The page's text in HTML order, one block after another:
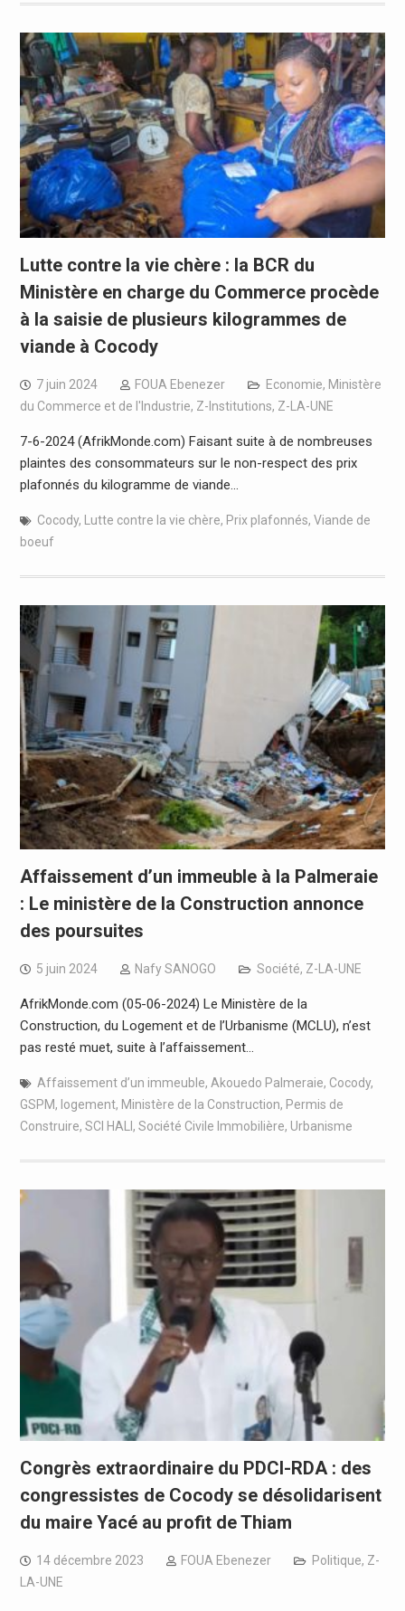
Lutte contre la vie chère : la BCR du
Ministère en charge du Commerce procède
à la saisie de plusieurs kilogrammes de
viande à Cocody
7 juin 2024 FOUA Ebenezer Economie, Ministère
du Commerce et de l'Industrie, Z-Institutions, Z-LA-UNE
7-6-2024 (AfrikMonde.com) Faisant suite à de nombreuses
plaintes des consommateurs sur le non-respect des prix
plafonnés du kilogramme de viande…
Cocody, Lutte contre la vie chère, Prix plafonnés, Viande de
boeuf
Affaissement d’un immeuble à la Palmeraie
: Le ministère de la Construction annonce
des poursuites
5 juin 2024 Nafy SANOGO Société, Z-LA-UNE
AfrikMonde.com (05-06-2024) Le Ministère de la
Construction, du Logement et de l’Urbanisme (MCLU), n’est
pas resté muet, suite à l’affaissement…
Affaissement d’un immeuble, Akouedo Palmeraie, Cocody,
GSPM, logement, Ministère de la Construction, Permis de
Construire, SCI HALI , Société Civile Immobilière, Urbanisme
Congrès extraordinaire du PDCI-RDA : des
congressistes de Cocody se désolidarisent
du maire Yacé au profit de Thiam
14 décembre 2023 FOUA Ebenezer Politique, Z-
LA-UNE